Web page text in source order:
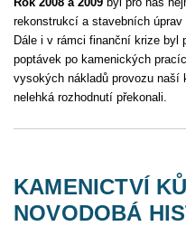
rekonstrukcí a stavebních
Dále i v rámci finanční krize byl
poptávek po kamenických
vysokých nákladů provozu naší
nelehká rozhodnutí překonali.
KAMENICTVÍ
NOVODOBÁ